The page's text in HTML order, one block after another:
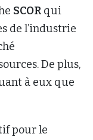
SCOR qui
de l’industrie
De plus,
à eux que
pour le